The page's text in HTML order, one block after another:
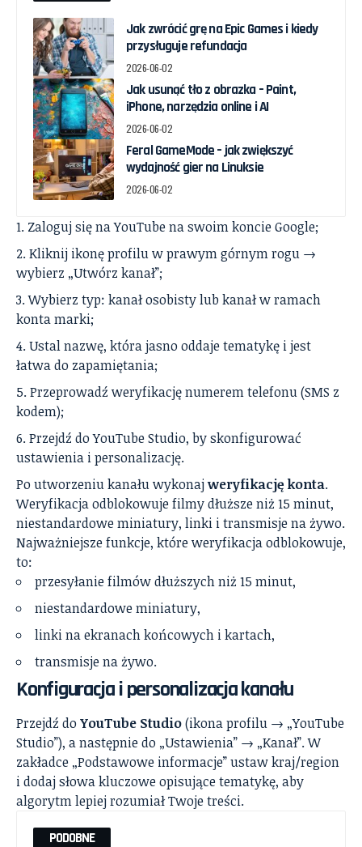
Jak zwrócić grę na Epic Games i kiedy
przysługuje refundacja
2026-06-02
Jak usunąć tło z obrazka – Paint,
iPhone, narzędzia online i AI
2026-06-02
Feral GameMode – jak zwiększyć
wydajność gier na Linuksie
2026-06-02
Zaloguj się na YouTube na swoim koncie Google;
Kliknij ikonę profilu w prawym górnym rogu →
wybierz „Utwórz kanał”;
Wybierz typ: kanał osobisty lub kanał w ramach
konta marki;
Ustal nazwę, która jasno oddaje tematykę i jest
łatwa do zapamiętania;
Przeprowadź weryfikację numerem telefonu (SMS z
kodem);
Przejdź do YouTube Studio, by skonfigurować
ustawienia i personalizację.
Po utworzeniu kanału wykonajweryfikację konta.
Weryfikacja odblokowuje filmy dłuższe niż 15 minut,
niestandardowe miniatury, linki i transmisje na żywo.
Najważniejsze funkcje, które weryfikacja odblokowuje,
to:
przesyłanie filmów dłuższych niż 15 minut,
niestandardowe miniatury,
linki na ekranach końcowych i kartach,
transmisje na żywo.
Konfiguracja i personalizacja kanału
Przejdź do YouTube Studio(ikona profilu → „YouTube
Studio”), a następnie do „Ustawienia” → „Kanał”. W
zakładce „Podstawowe informacje” ustaw kraj/region
i dodaj słowa kluczowe opisujące tematykę, aby
algorytm lepiej rozumiał Twoje treści.
PODOBNE